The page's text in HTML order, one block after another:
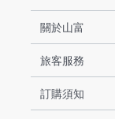
關於山富
旅客服務
訂購須知